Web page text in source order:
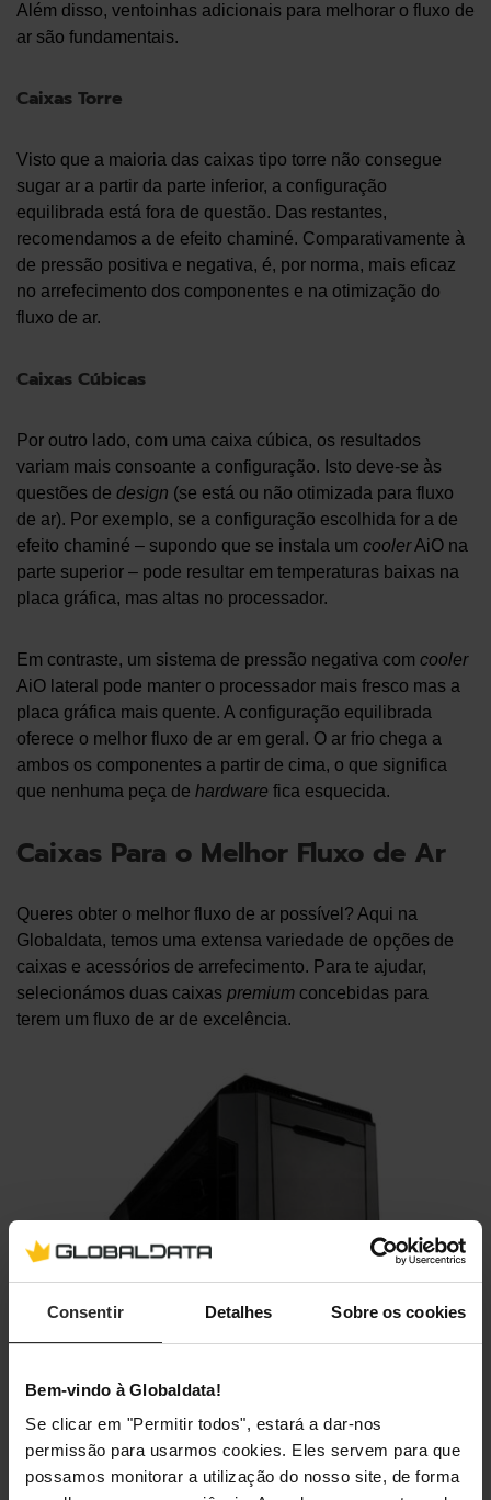
Consentir Detalhes Sobre os cookies
Bem-vindo à Globaldata!
Se clicar em "Permitir todos", estará a dar-nos
permissão para usarmos cookies. Eles servem para que
possamos monitorar a utilização do nosso site, de forma
Além disso, ventoinhas adicionais para melhorar o fluxo de
ar são fundamentais.
Caixas Torre
Visto que a maioria das caixas tipo torre não consegue
sugar ar a partir da parte inferior, a configuração
equilibrada está fora de questão. Das restantes,
recomendamos a de efeito chaminé. Comparativamente à
de pressão positiva e negativa, é, por norma, mais eficaz
no arrefecimento dos componentes e na otimização do
fluxo de ar.
Caixas Cúbicas
Por outro lado, com uma caixa cúbica, os resultados
variam mais consoante a configuração. Isto deve-se às
questões de design (se está ou não otimizada para fluxo
de ar). Por exemplo, se a configuração escolhida for a de
efeito chaminé – supondo que se instala um coolerAiO na
parte superior – pode resultar em temperaturas baixas na
placa gráfica, mas altas no processador.
Em contraste, um sistema de pressão negativa com cooler
AiO lateral pode manter o processador mais fresco mas a
placa gráfica mais quente. A configuração equilibrada
oferece o melhor fluxo de ar em geral. O ar frio chega a
ambos os componentes a partir de cima, o que significa
que nenhuma peça de hardware fica esquecida.
Caixas Para o Melhor Fluxo de Ar
Queres obter o melhor fluxo de ar possível? Aqui na
Globaldata, temos uma extensa variedade de opções de
caixas e acessórios de arrefecimento. Para te ajudar,
selecionámos duas caixas premium concebidas para
terem um fluxo de ar de excelência.